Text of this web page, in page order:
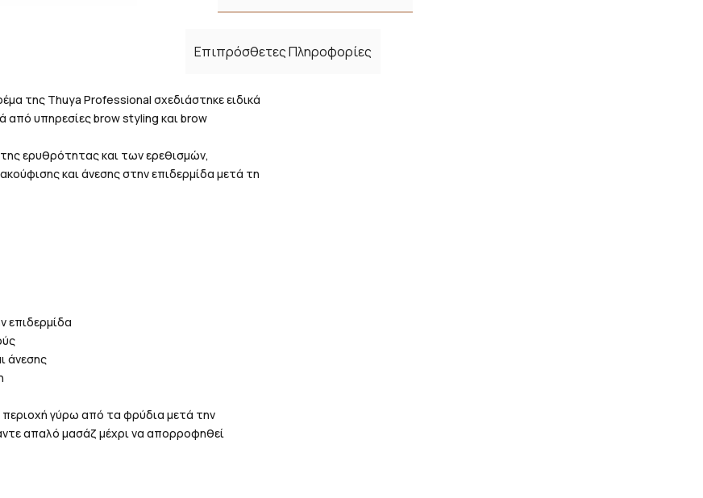
Επιπρόσθετες Πληροφορίες
της Thuya Professional σχεδιάστηκε ειδικά
από υπηρεσίες brow styling και brow
ερυθρότητας και των ερεθισμών,
και άνεσης στην επιδερμίδα μετά τη
επιδερμίδα
άνεσης
γύρω από τα φρύδια μετά την
απαλό μασάζ μέχρι να απορροφηθεί